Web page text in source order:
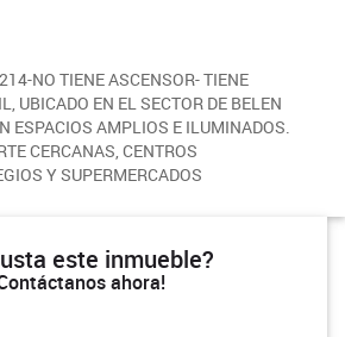
NO TIENE ASCENSOR- TIENE
UBICADO EN EL SECTOR DE BELEN
ESPACIOS AMPLIOS E ILUMINADOS.
CERCANAS, CENTROS
Y SUPERMERCADOS
este inmueble?
ahora!